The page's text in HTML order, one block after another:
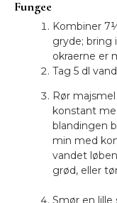
Fungee
Kombiner
gryde; bring
okraerne er
Tag 5 dl
Rør
konstant
blandingen
min med
vandet
grød, eller
Smør en